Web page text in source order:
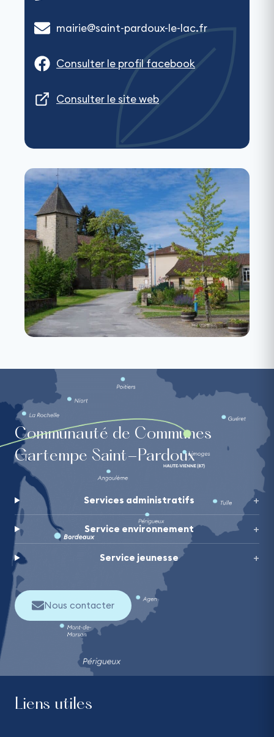
mairie@saint-pardoux-le-lac.fr
Consulter le profil facebook
Consulter le site web
Communauté de Communes
Gartempe Saint-Pardoux
Services administratifs
Service environnement
Service jeunesse
Nous contacter
Liens utiles